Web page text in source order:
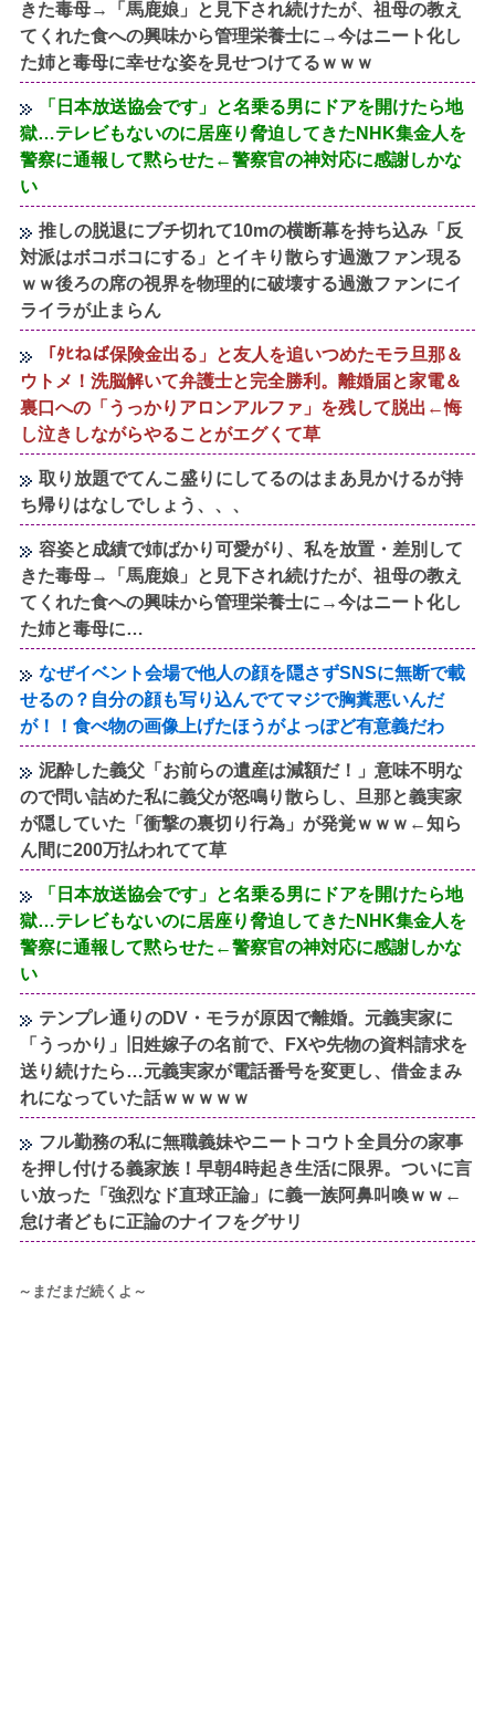
きた毒母→「馬鹿娘」と見下され続けたが、祖母の教え
てくれた食への興味から管理栄養士に→今はニート化し
た姉と毒母に幸せな姿を見せつけてるｗｗｗ
「日本放送協会です」と名乗る男にドアを開けたら地
獄…テレビもないのに居座り脅迫してきたNHK集金人を
警察に通報して黙らせた←警察官の神対応に感謝しかな
い
推しの脱退にブチ切れて10mの横断幕を持ち込み「反
対派はボコボコにする」とイキり散らす過激ファン現る
ｗｗ後ろの席の視界を物理的に破壊する過激ファンにイ
ライラが止まらん
「ﾀﾋねば保険金出る」と友人を追いつめたモラ旦那＆
ウトメ！洗脳解いて弁護士と完全勝利。離婚届と家電＆
裏口への「うっかりアロンアルファ」を残して脱出←悔
し泣きしながらやることがエグくて草
取り放題でてんこ盛りにしてるのはまあ見かけるが持
ち帰りはなしでしょう、、、
容姿と成績で姉ばかり可愛がり、私を放置・差別して
きた毒母→「馬鹿娘」と見下され続けたが、祖母の教え
てくれた食への興味から管理栄養士に→今はニート化し
た姉と毒母に…
なぜイベント会場で他人の顔を隠さずSNSに無断で載
せるの？自分の顔も写り込んでてマジで胸糞悪いんだ
が！！食べ物の画像上げたほうがよっぽど有意義だわ
泥酔した義父「お前らの遺産は減額だ！」意味不明な
ので問い詰めた私に義父が怒鳴り散らし、旦那と義実家
が隠していた「衝撃の裏切り行為」が発覚ｗｗｗ←知ら
ん間に200万払われてて草
「日本放送協会です」と名乗る男にドアを開けたら地
獄…テレビもないのに居座り脅迫してきたNHK集金人を
警察に通報して黙らせた←警察官の神対応に感謝しかな
い
テンプレ通りのDV・モラが原因で離婚。元義実家に
「うっかり」旧姓嫁子の名前で、FXや先物の資料請求を
送り続けたら…元義実家が電話番号を変更し、借金まみ
れになっていた話ｗｗｗｗｗ
フル勤務の私に無職義妹やニートコウト全員分の家事
を押し付ける義家族！早朝4時起き生活に限界。ついに言
い放った「強烈なド直球正論」に義一族阿鼻叫喚ｗｗ←
怠け者どもに正論のナイフをグサリ
～まだまだ続くよ～